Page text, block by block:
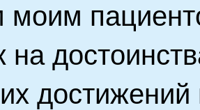
на
достижений